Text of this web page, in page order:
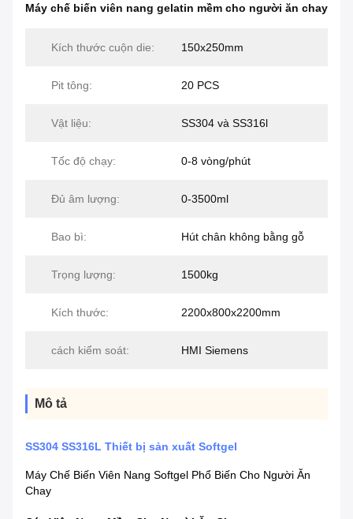
Máy chế biến viên nang gelatin mềm cho người ăn chay
Kích thước cuộn die: 150x250mm
Pit tông: 20 PCS
Vật liệu: SS304 và SS316l
Tốc độ chạy: 0-8 vòng/phút
Đủ âm lượng: 0-3500ml
Bao bì: Hút chân không bằng gỗ
Trọng lượng: 1500kg
Kích thước: 2200x800x2200mm
cách kiểm soát: HMI Siemens
Mô tả
SS304 SS316L Thiết bị sản xuất Softgel
Máy Chế Biến Viên Nang Softgel Phổ Biến Cho Người Ăn
Chay